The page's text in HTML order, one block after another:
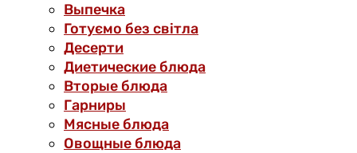
Выпечка
Готуємо без світла
Десерти
Диетические блюда
Вторые блюда
Гарниры
Мясные блюда
Овощные блюда